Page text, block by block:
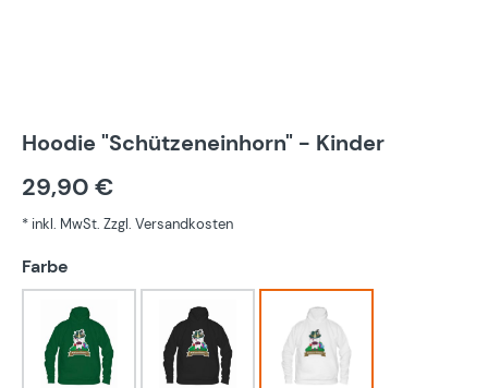
Hoodie "Schützeneinhorn" - Kinder
29,90 €
* inkl. MwSt. Zzgl. Versandkosten
Farbe
Grün Schwarz Weiß